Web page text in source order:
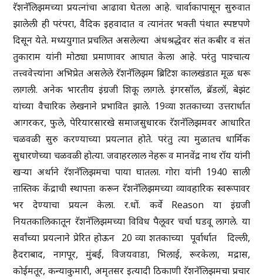
रॅशनॅलिझमच्या प्रयत्नांचा आढावा घेतला आहे. चार्वाकापासून सुरुवात
झालेली ही परंपरा, वैदिक इहवादात व त्यानंतर भक्ती पंथात स्पष्टपणे
दिसून येते. मध्ययुगात प्रचलित असलेल्या अंधश्रद्धेवर संत कबीर व संत
तुकाराम यांनी मोठ्या प्रमाणावर आघात केला आहे. परंतु पाश्चात्य
तत्त्ववेत्त्यांना अभिप्रेत असलेले रॅशनॅलिझम ब्रिटिश कालखंडात मूळ धरू
लागली. अनेक भारतीय इंग्रजी शिकू लागले. इंगरसॉल, ब्रॅडलॉ, बेझंट
यांच्या वैचारिक लेखनाने प्रभावित झाले. 19व्या शतकाच्या उत्तरार्धात
आगरकर, फुले, पेरियारसारखे समाजसुधारक रॅशनॅलिझमवर आधारित
चळवळी सुरु करण्याच्या प्रयत्नात होते. परंतु त्या मुळातच धार्मिक
सुधारणेच्या चळवळी होत्या. जवाहरलाल नेहरू व मानवेंद्र नाथ रॉय यांनी
खऱ्या अर्थाने रॅशनॅलिझमचा पाया घातला. गोरा यांनी 1940 साली
ऩास्तिक केंद्राची स्थापऩा करून रॅशनॅलिझमच्या व्यावहारिक स्वरूपावर
भर देण्याचा प्रयत्न केला. र.धों. कर्वे Reason या इंग्रजी
नियतकालिकातून रॅशनॅलिझमच्या विविध पैलूवर चर्चा घडवू लागले. या
सर्वांच्या प्रयत्नाने प्रेरित होऊन 20 व्या शतकाच्या पूर्वार्धात दिल्ली,
हैदराबाद, नागपूर, मुंबई, विजयवाडा, भिलाई, रूरकेला, मद्रास,
कोईमतूर, कन्याकुमारी, अमृतसर इत्यादी ठिकाणी रॅशनॅलिझमचा प्रचार